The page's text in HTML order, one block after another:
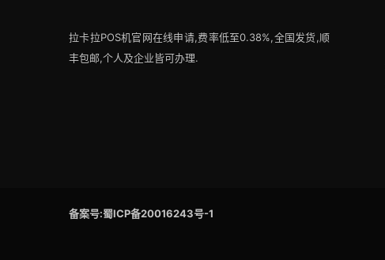
拉卡拉POS机官网在线申请,费率低至0.38%,全国发货,顺
丰包邮,个人及企业皆可办理.
备案号:蜀ICP备20016243号-1